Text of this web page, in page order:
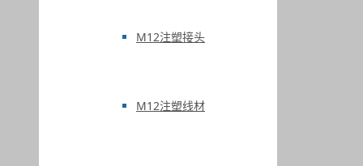
M12注塑接头
M12注塑线材